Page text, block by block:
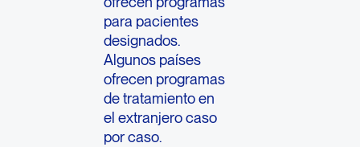
para pacientes
designados.
Algunos países
ofrecen programas
de tratamiento en
el extranjero caso
por caso.